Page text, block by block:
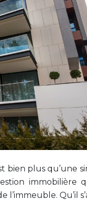
bien plus qu’une
immobilière
Qu’il